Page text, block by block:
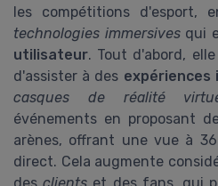
les compétitions d'esport,
technologies immersivesqui
utilisateur. Tout d'abord,
d'assister à des expériences
casques de réalité
événements en proposant
arènes, offrant une vue à
direct. Cela augmente